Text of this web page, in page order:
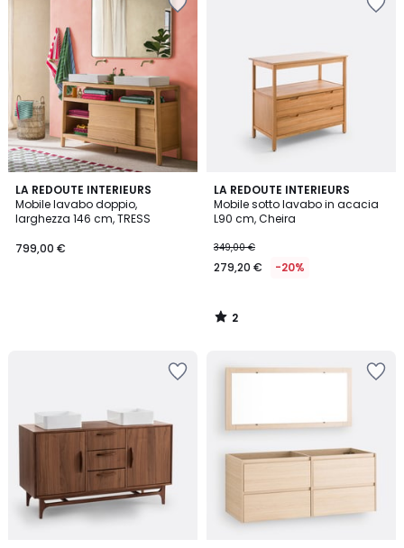
LA REDOUTE INTERIEURS
Mobile lavabo doppio,
larghezza 146 cm, TRESS
799,00 €
LA REDOUTE INTERIEURS
Mobile sotto lavabo in acacia
L90 cm, Cheira
349,00 €
279,20 € -20%
2
/
5
2
/